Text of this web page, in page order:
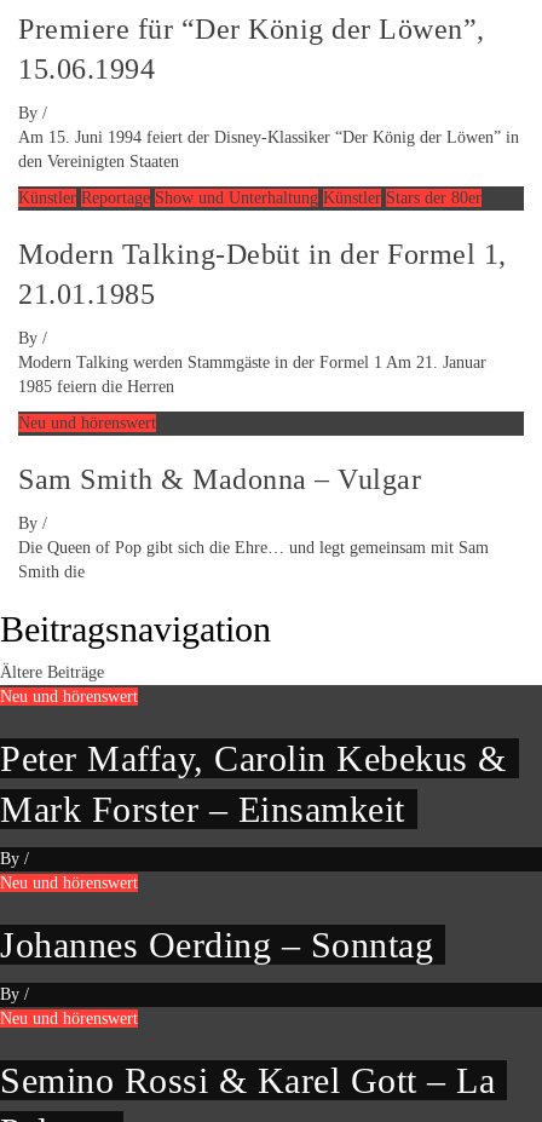
Premiere für “Der König der Löwen”,
15.06.1994
By /
Am 15. Juni 1994 feiert der Disney-Klassiker “Der König der Löwen” in
den Vereinigten Staaten
Künstler Reportage Show und Unterhaltung Künstler Stars der 80er
Modern Talking-Debüt in der Formel 1,
21.01.1985
By /
Modern Talking werden Stammgäste in der Formel 1 Am 21. Januar
1985 feiern die Herren
Neu und hörenswert
Sam Smith & Madonna – Vulgar
By /
Die Queen of Pop gibt sich die Ehre… und legt gemeinsam mit Sam
Smith die
Beitragsnavigation
Ältere Beiträge
Neu und hörenswert
Peter Maffay, Carolin Kebekus &
Mark Forster – Einsamkeit
By /
Neu und hörenswert
Johannes Oerding – Sonntag
By /
Neu und hörenswert
Semino Rossi & Karel Gott – La